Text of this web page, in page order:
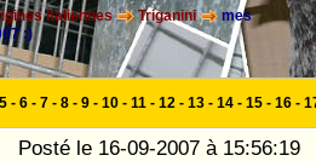
Italiennes Triganini
mes
:)
5 - 6 - 7 - 8 - 9 - 10 - 11 - 12 - 13 - 14 - 15 - 16 -
Posté le 16-09-2007 à